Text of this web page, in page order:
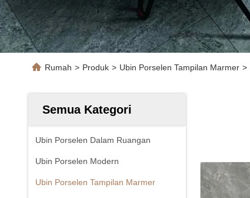
Rumah > Produk > Ubin Porselen Tampilan Marmer >
Semua Kategori
Ubin Porselen Dalam Ruangan
Ubin Porselen Modern
Ubin Porselen Tampilan Marmer